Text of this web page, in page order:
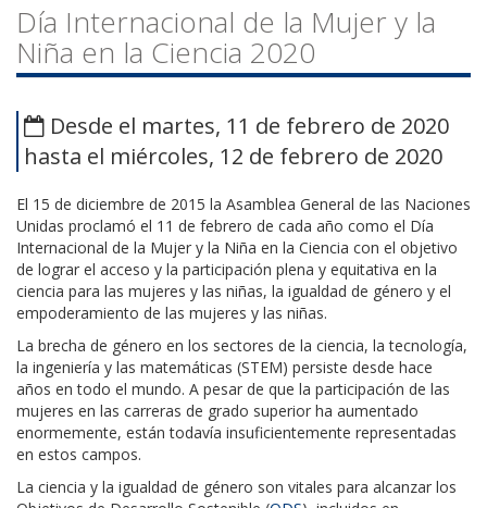
Día Internacional de la Mujer y la
Niña en la Ciencia 2020
Desde el martes, 11 de febrero de 2020
hasta el miércoles, 12 de febrero de 2020
El 15 de diciembre de 2015 la Asamblea General de las Naciones
Unidas proclamó el 11 de febrero de cada año como el Día
Internacional de la Mujer y la Niña en la Ciencia con el objetivo
de lograr el acceso y la participación plena y equitativa en la
ciencia para las mujeres y las niñas, la igualdad de género y el
empoderamiento de las mujeres y las niñas.
La brecha de género en los sectores de la ciencia, la tecnología,
la ingeniería y las matemáticas (STEM) persiste desde hace
años en todo el mundo. A pesar de que la participación de las
mujeres en las carreras de grado superior ha aumentado
enormemente, están todavía insuficientemente representadas
en estos campos.
La ciencia y la igualdad de género son vitales para alcanzar los